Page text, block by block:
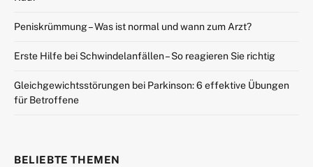
Peniskrümmung – Was ist normal und wann zum Arzt?
Erste Hilfe bei Schwindelanfällen – So reagieren Sie richtig
Gleichgewichtsstörungen bei Parkinson: 6 effektive Übungen
für Betroffene
BELIEBTE THEMEN